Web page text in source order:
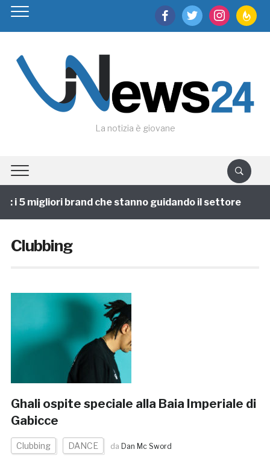
facebooktwitter instagram
La notizia è giovane
i 5 migliori brand che stanno guidando il settore
Clubbing
Ghali ospite speciale alla Baia Imperiale di
Gabicce
Clubbing DANCE da Dan Mc Sword